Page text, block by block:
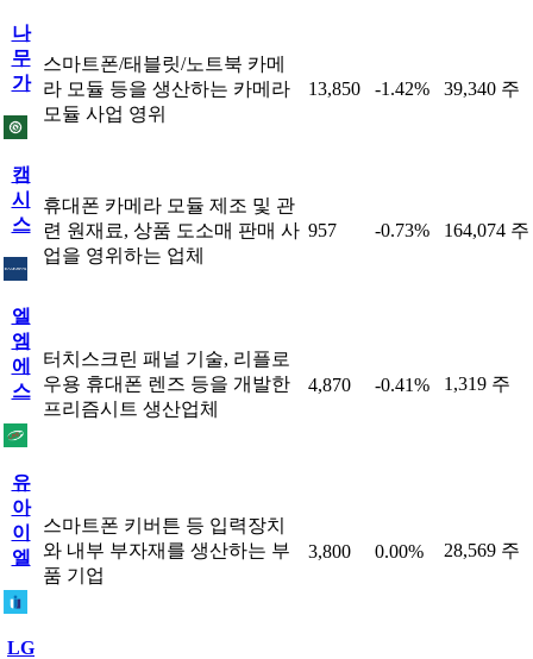
나
무
가
스마트폰/태블릿/노트북 카메
라 모듈 등을 생산하는 카메라
모듈 사업 영위
13,850 -1.42% 39,340 주
캠
시
스
휴대폰 카메라 모듈 제조 및 관
련 원재료, 상품 도소매 판매 사
업을 영위하는 업체
957 -0.73% 164,074 주
엘
엠
에
스
터치스크린 패널 기술, 리플로
우용 휴대폰 렌즈 등을 개발한
프리즘시트 생산업체
4,870 -0.41% 1,319 주
유
아
이
엘
스마트폰 키버튼 등 입력장치
와 내부 부자재를 생산하는 부
품 기업
3,800 0.00% 28,569 주
LG